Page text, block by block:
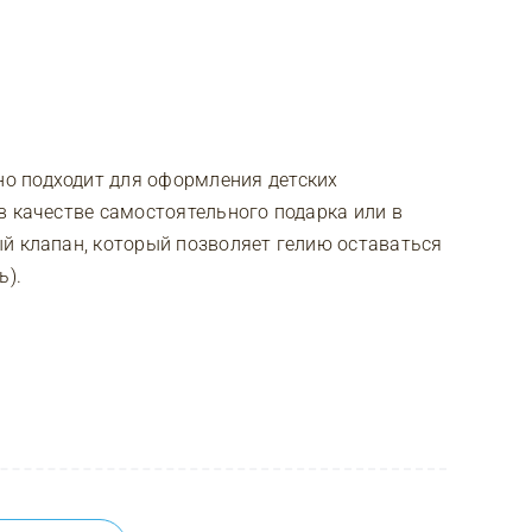
для оформления детских
самостоятельного подарка или в
который позволяет гелию оставаться